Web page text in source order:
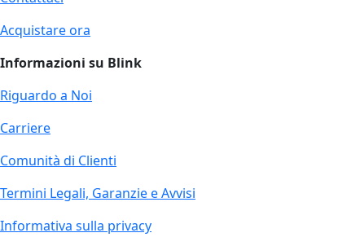
Acquistare ora
Informazioni su Blink
Riguardo a Noi
Carriere
Comunità di Clienti
Termini Legali, Garanzie e Avvisi
Informativa sulla privacy